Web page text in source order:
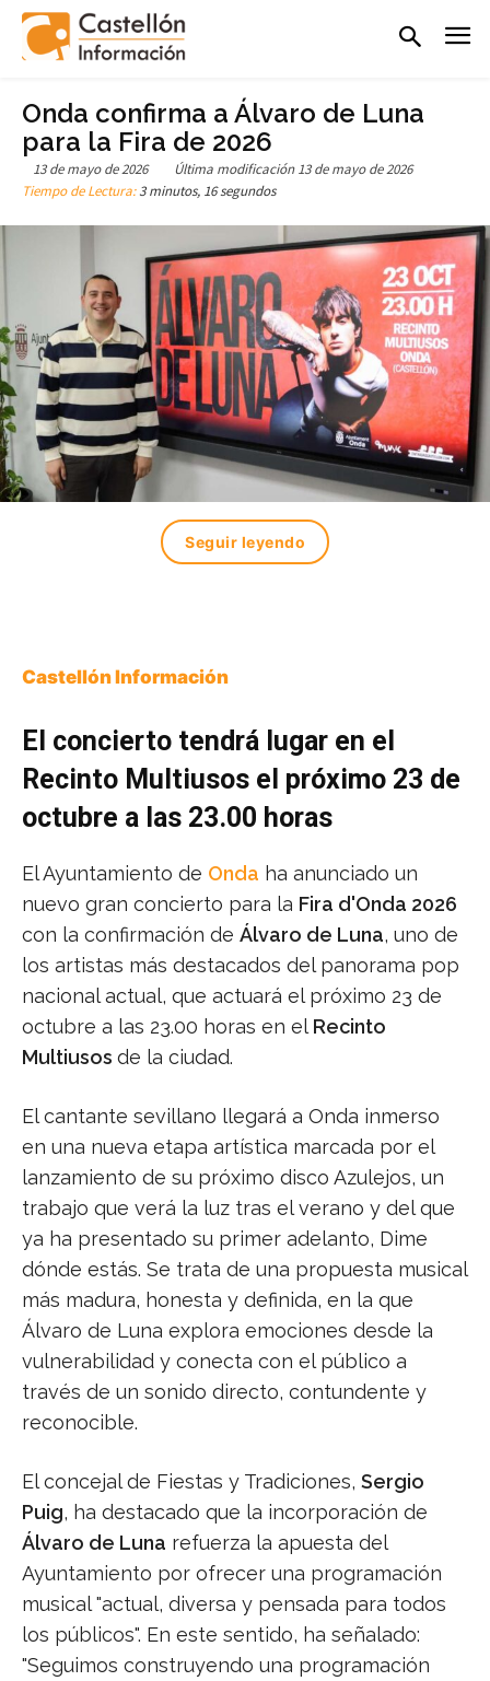
Onda confirma a Álvaro de Luna
para la Fira de 2026
13 de mayo de 2026 Última modificación 13 de mayo de 2026
Tiempo de Lectura:3 minutos, 16 segundos
Seguir leyendo
Castellón Información
El concierto tendrá lugar en el
Recinto Multiusos el próximo 23 de
octubre a las 23.00 horas
El Ayuntamiento de Onda ha anunciado un
nuevo gran concierto para la Fira d'Onda 2026
con la confirmación de Álvaro de Luna, uno de
los artistas más destacados del panorama pop
nacional actual, que actuará el próximo 23 de
octubre a las 23.00 horas en el Recinto
Multiusos de la ciudad.
El cantante sevillano llegará a Onda inmerso
en una nueva etapa artística marcada por el
lanzamiento de su próximo disco Azulejos, un
trabajo que verá la luz tras el verano y del que
ya ha presentado su primer adelanto, Dime
dónde estás. Se trata de una propuesta musical
más madura, honesta y definida, en la que
Álvaro de Luna explora emociones desde la
vulnerabilidad y conecta con el público a
través de un sonido directo, contundente y
reconocible.
El concejal de Fiestas y Tradiciones, Sergio
Puig, ha destacado que la incorporación de
Álvaro de Luna refuerza la apuesta del
Ayuntamiento por ofrecer una programación
musical "actual, diversa y pensada para todos
los públicos". En este sentido, ha señalado:
"Seguimos construyendo una programación